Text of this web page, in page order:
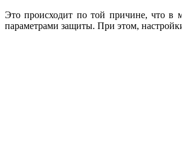
Это происходит по той причине, что в
параметрами защиты. При этом,